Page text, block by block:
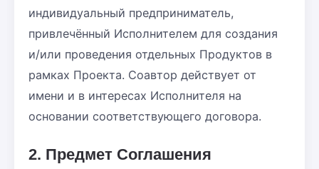
индивидуальный предприниматель,
привлечённый Исполнителем для создания
и/или проведения отдельных Продуктов в
рамках Проекта. Соавтор действует от
имени и в интересах Исполнителя на
основании соответствующего договора.
2. Предмет Соглашения